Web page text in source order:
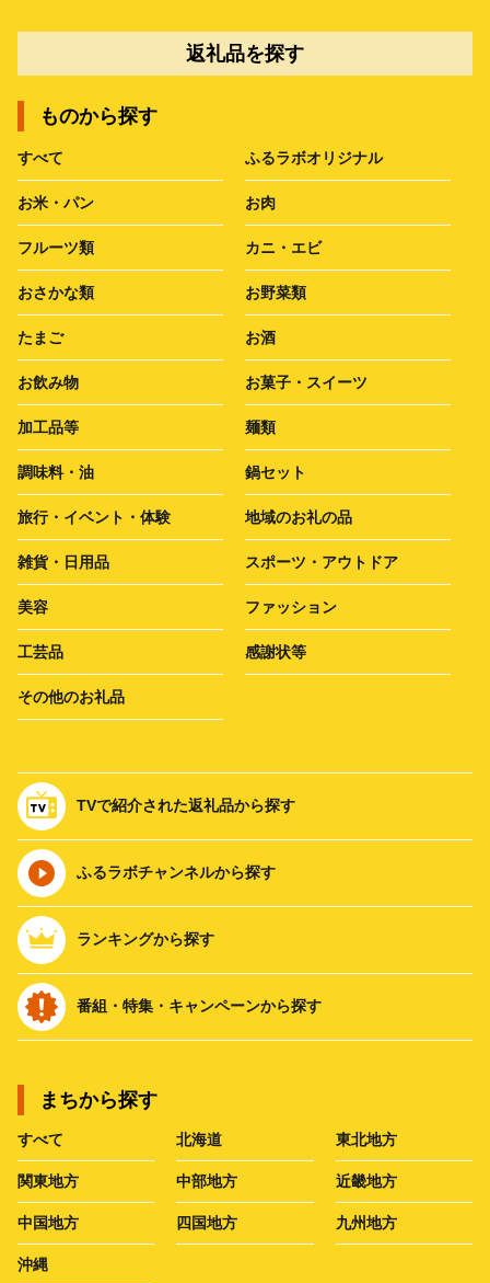
返礼品を探す
ものから探す
すべて ふるラボオリジナル
お米・パン お肉
フルーツ類 カニ・エビ
おさかな類 お野菜類
たまご お酒
お飲み物 お菓子・スイーツ
加工品等 麺類
調味料・油 鍋セット
旅行・イベント・体験 地域のお礼の品
雑貨・日用品 スポーツ・アウトドア
美容 ファッション
工芸品 感謝状等
その他のお礼品
TVで紹介された返礼品から探す
ふるラボチャンネルから探す
ランキングから探す
番組・特集・キャンペーンから探す
まちから探す
すべて 北海道 東北地方
関東地方 中部地方 近畿地方
中国地方 四国地方 九州地方
沖縄